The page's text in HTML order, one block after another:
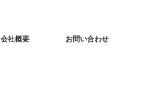
会社概要 お問い合わせ